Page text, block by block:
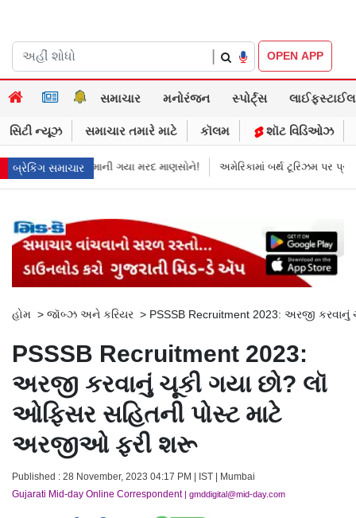
OPEN APP
સમાચાર મનોરંજન સ્પોર્ટ્સ લાઈફસ્ટાઈલ
સિટી ન્યૂઝ સમાચાર તમારે માટે કૉલમ શૉટ વિડિઓઝ
બ્રેકિંગ સમાચાર
માની ગયા મરદ માણસોને! અમેરિકામાં બર્થ ટૂરિઝમ પર પ્રતિબંધ મૂક્યો ડોનલ્ડ
હોમ > જૉબ્ઝ અને કરિયર > PSSSB Recruitment 2023: અરજી
PSSSB Recruitment 2023:
અરજી કરવાનું ચૂકી ગયા છો? લૉ
ઓફિસર સહિતની પોસ્ટ માટે
અરજીઓ ફરી શરૂ
Published : 28 November, 2023 04:17 PM | IST | Mumbai
Gujarati Mid-day Online Correspondent| gmddigital@mid-day.com